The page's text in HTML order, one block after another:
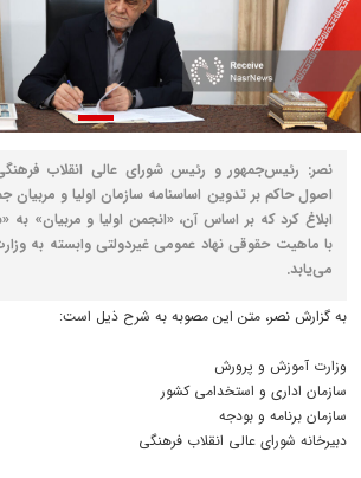
نصر: رئیس‌جمهور و رئیس شورای عالی انقلاب
اصول حاکم بر تدوین اساسنامه سازمان اولیا و مربیان
ابلاغ کرد که بر اساس آن، «انجمن اولیا و مربیان» به
با ماهیت حقوقی نهاد عمومی غیردولتی وابسته به
می‌یابد.
به گزارش نصر، متن این مصوبه به شرح ذیل است:
وزارت آموزش و پرورش
سازمان اداری و استخدامی کشور
سازمان برنامه و بودجه
دبیرخانه شورای عالی انقلاب فرهنگی